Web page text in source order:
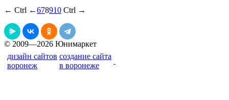
← Ctrl ←678910 Ctrl →
© 2009—2026 Юнимаркет
дизайн сайтов
воронеж
создание сайта
в воронеже